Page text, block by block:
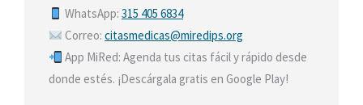
WhatsApp:315 405 6834
Correo:citasmedicas@miredips.org
App MiRed: Agenda tus citas fácil y rápido desde
donde estés. ¡Descárgala gratis en Google Play!